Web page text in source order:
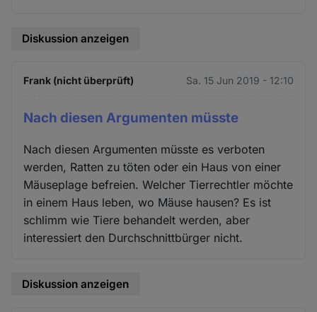
Diskussion anzeigen
Frank (nicht überprüft) Sa. 15 Jun 2019 - 12:10
Nach diesen Argumenten müsste
Nach diesen Argumenten müsste es verboten
werden, Ratten zu töten oder ein Haus von einer
Mäuseplage befreien. Welcher Tierrechtler möchte
in einem Haus leben, wo Mäuse hausen? Es ist
schlimm wie Tiere behandelt werden, aber
interessiert den Durchschnittbürger nicht.
Diskussion anzeigen